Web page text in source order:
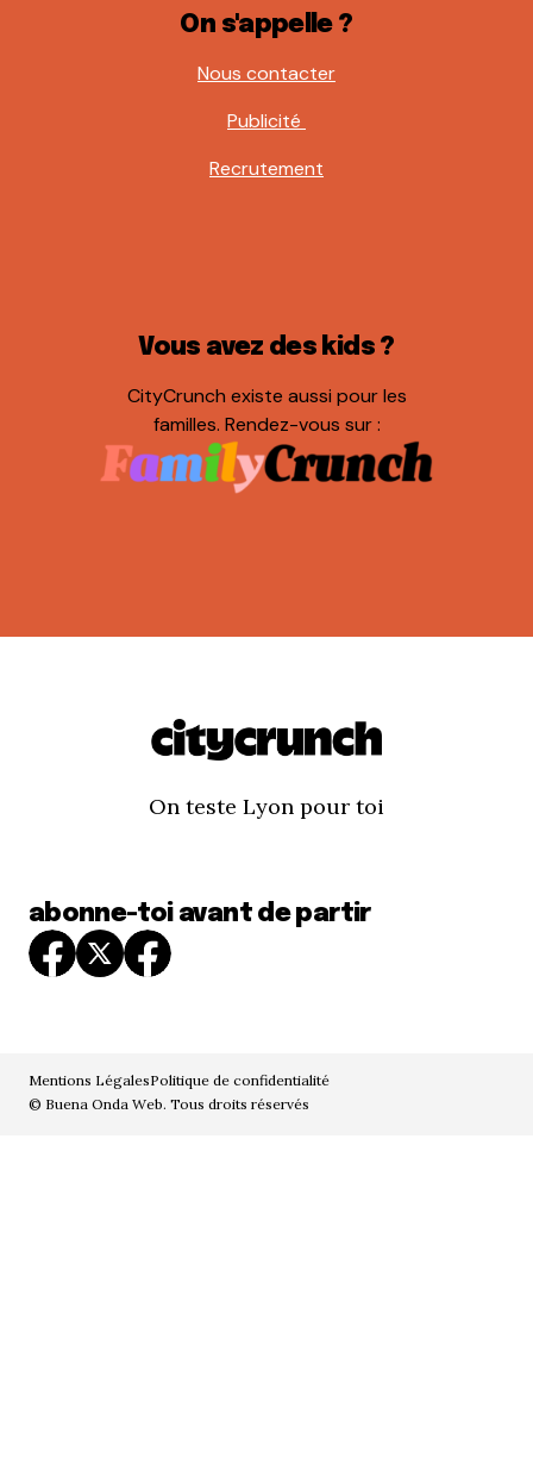
On s'appelle ?
Nous contacter
Publicité
Recrutement
Vous avez des kids ?
CityCrunch existe aussi pour les
familles. Rendez-vous sur :
On teste Lyon pour toi
abonne-toi avant de partir
Mentions LégalesPolitique de confidentialité
© Buena Onda Web. Tous droits réservés